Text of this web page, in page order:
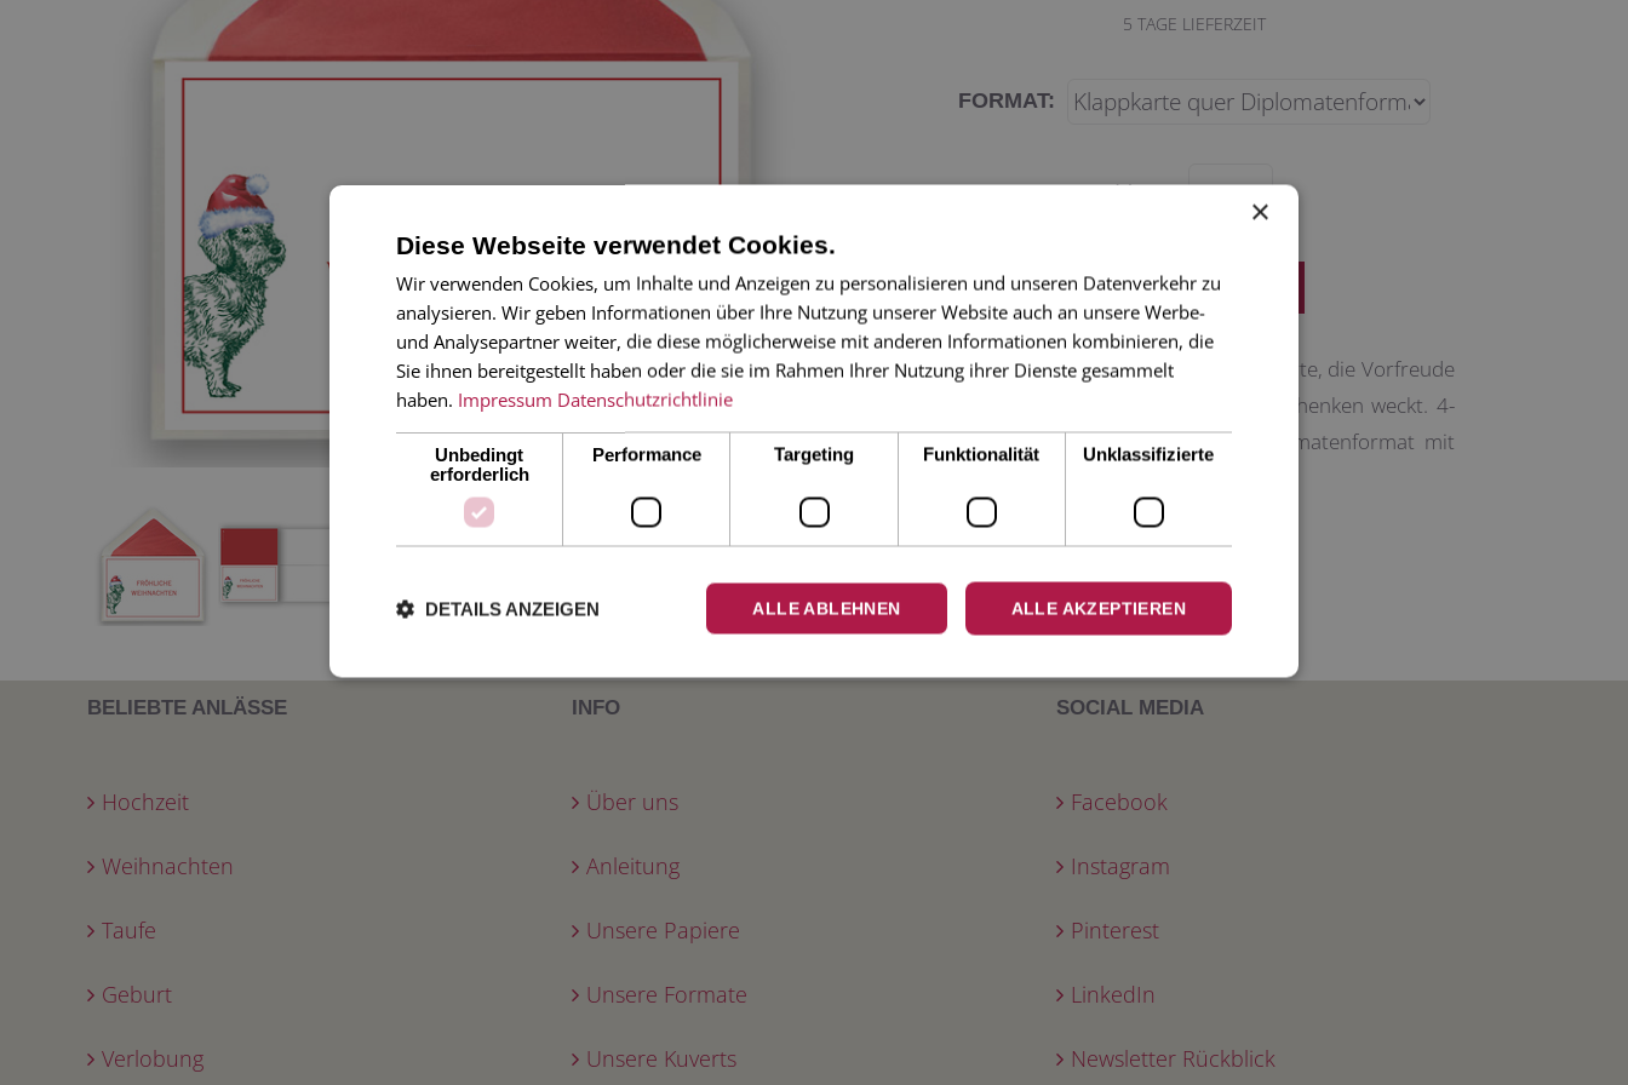
5 TAGE LIEFERZEIT
FORMAT:
Menge
Eine klassische, elegante Weihnachtskarte, die Vorfreude
auf Weihnachten, Schenken und Verschenken weckt. 4-
seitige Klappkarte, 17 x 11 cm, Diplomatenformat mit
BELIEBTE ANLÄSSE
Hochzeit
Weihnachten
Taufe
Geburt
Verlobung
INFO
Über uns
Anleitung
Unsere Papiere
Unsere Formate
Unsere Kuverts
SOCIAL MEDIA
Facebook
Instagram
Pinterest
LinkedIn
Newsletter Rückblick
×
Diese Webseite verwendet Cookies.
Wir verwenden Cookies, um Inhalte und Anzeigen zu personalisieren und unseren Datenverkehr zu
analysieren. Wir geben Informationen über Ihre Nutzung unserer Website auch an unsere Werbe-
und Analysepartner weiter, die diese möglicherweise mit anderen Informationen kombinieren, die
Sie ihnen bereitgestellt haben oder die sie im Rahmen Ihrer Nutzung ihrer Dienste gesammelt
haben. Impressum Datenschutzrichtlinie
Unbedingt
erforderlich
Performance Targeting Funktionalität Unklassifizierte
ALLE AKZEPTIEREN
ALLE ABLEHNEN
DETAILS ANZEIGEN